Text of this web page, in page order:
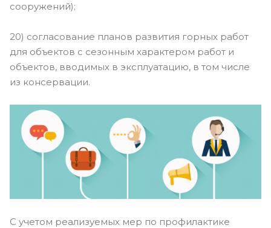
сооружений);
20) согласование планов развития горных работ
для объектов с сезонным характером работ и
объектов, вводимых в эксплуатацию, в том числе
из консервации.
С учетом реализуемых мер по профилактике